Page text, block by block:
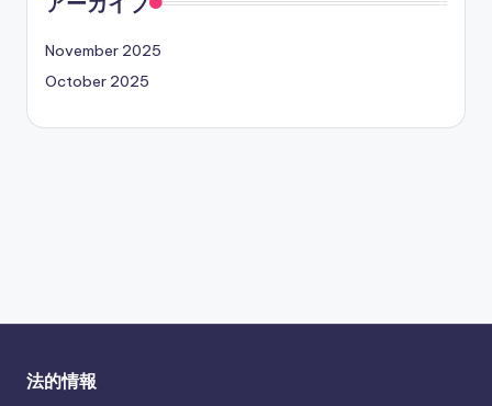
November 2025
October 2025
法的情報